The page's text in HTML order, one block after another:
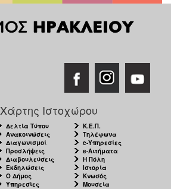
Χάρτης Ιστοχώρου
Δελτία Τύπου
Ανακοινώσεις
Διαγωνισμοί
Προσλήψεις
Διαβουλεύσεις
Εκδηλώσεις
Ο Δήμος
Υπηρεσίες
Κ.Ε.Π.
Τηλέφωνα
e-Υπηρεσίες
e-Αιτήματα
Η Πόλη
Ιστορία
Κνωσός
Μουσεία